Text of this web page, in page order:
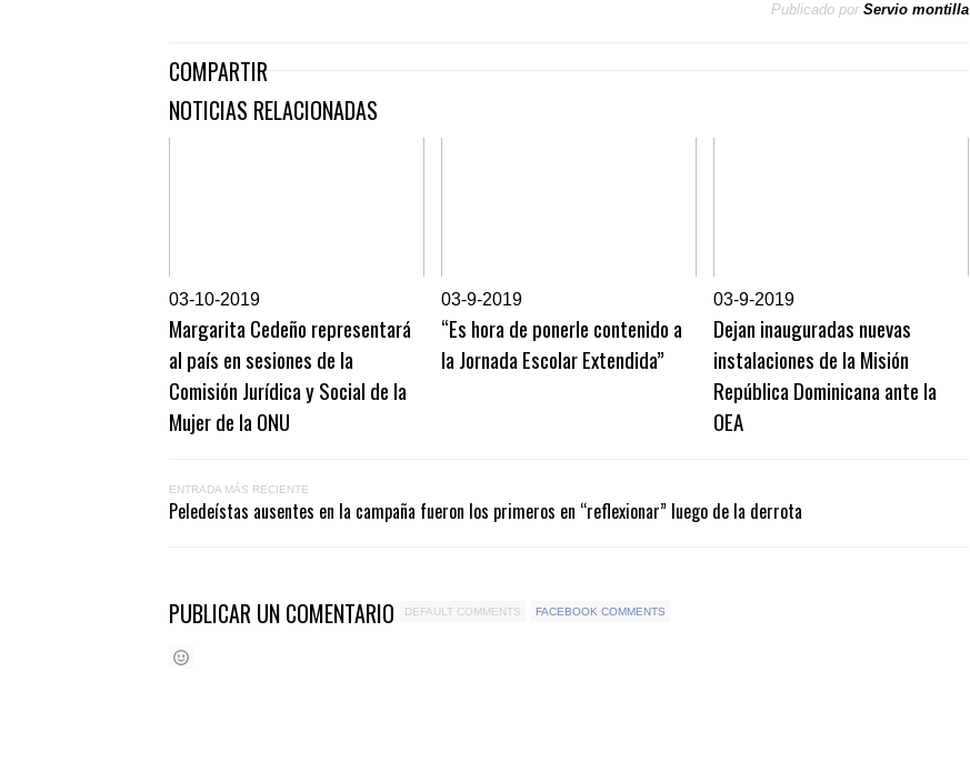
Publicado por Servio montilla
COMPARTIR
NOTICIAS RELACIONADAS
03-10-2019
Margarita Cedeño representará
al país en sesiones de la
Comisión Jurídica y Social de la
Mujer de la ONU
03-9-2019
“Es hora de ponerle contenido a
la Jornada Escolar Extendida”
03-9-2019
Dejan inauguradas nuevas
instalaciones de la Misión
República Dominicana ante la
OEA
ENTRADA MÁS RECIENTE
Peledeístas ausentes en la campaña fueron los primeros en “reflexionar” luego de la derrota
PUBLICAR UN COMENTARIO DEFAULT COMMENTS FACEBOOK COMMENTS